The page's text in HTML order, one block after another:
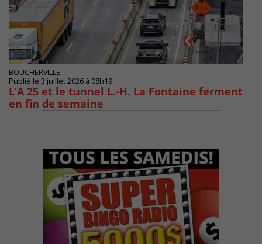
BOUCHERVILLE
Publié le 3 juillet 2026 à 08h19
L’A 25 et le tunnel L.-H. La Fontaine ferment
en fin de semaine